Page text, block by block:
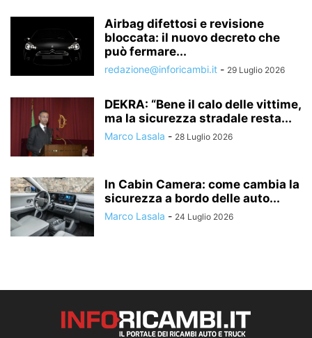
Airbag difettosi e revisione
bloccata: il nuovo decreto che
può fermare...
redazione@inforicambi.it - 29 Luglio 2026
DEKRA: “Bene il calo delle vittime,
ma la sicurezza stradale resta...
Marco Lasala - 28 Luglio 2026
In Cabin Camera: come cambia la
sicurezza a bordo delle auto...
Marco Lasala - 24 Luglio 2026